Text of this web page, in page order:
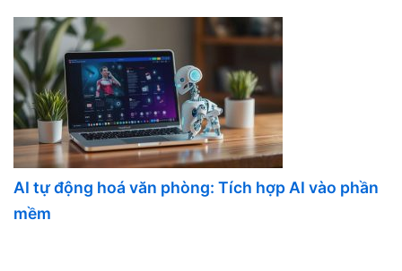
AI tự động hoá văn phòng: Tích hợp AI vào phần
mềm